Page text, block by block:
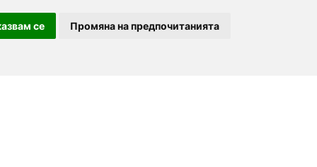
се Промяна на предпочитанията